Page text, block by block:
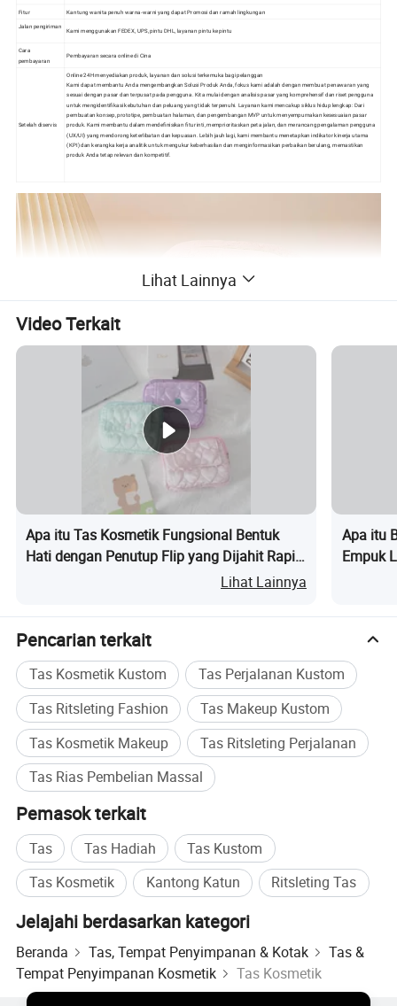
Fitur
Kantung wanita penuh warna-warni yang dapat Promosi dan ramah lingkungan
Jalan pengiriman
Kami menggunakan FEDEX, UPS, pintu DHL, layanan pintu ke pintu
Cara
pembayaran
Pembayaran secara online di Cina
Setelah diservis
Online 24H menyediakan produk, layanan dan solusi terkemuka bagi pelanggan
Kami dapat membantu Anda mengembangkan Solusi Produk Anda, fokus kami adalah dengan membuat penawaran yang
sesuai dengan pasar dan terpusat pada pengguna. Kita mulai dengan analisis pasar yang komprehensif dan riset pengguna
untuk mengidentifikasi kebutuhan dan peluang yang tidak terpenuhi. Layanan kami mencakup siklus hidup lengkap: Dari
pembuatan konsep, prototipe, pembuatan halaman, dan pengembangan MVP untuk menyempurnakan kesesuaian pasar
produk. Kami membantu dalam mendefinisikan fitur inti, memprioritaskan peta jalan, dan merancang pengalaman pengguna
(UX/UI) yang mendorong keterlibatan dan kepuasan. Lebih jauh lagi, kami membantu menetapkan indikator kinerja utama
(KPI) dan kerangka kerja analitik untuk mengukur keberhasilan dan menginformasikan perbaikan berulang, memastikan
produk Anda tetap relevan dan kompetitif.
Lihat Lainnya
Video Terkait
Apa itu Tas Kosmetik Fungsional Bentuk
Hati dengan Penutup Flip yang Dijahit Rapi
untuk Penyimpanan Earphone Portabel
Lihat Lainnya
Apa itu
Empuk
Musim
Pencarian terkait
Tas Kosmetik Kustom
Tas Perjalanan Kustom
Tas Ritsleting Fashion
Tas Makeup Kustom
Tas Kosmetik Makeup
Tas Ritsleting Perjalanan
Tas Rias Pembelian Massal
Pemasok terkait
Tas Tas Hadiah
Tas Kustom
Tas Kosmetik
Kantong Katun Ritsleting Tas
Jelajahi berdasarkan kategori
Beranda Tas, Tempat Penyimpanan & Kotak
Tas &
Tempat Penyimpanan Kosmetik
Tas Kosmetik